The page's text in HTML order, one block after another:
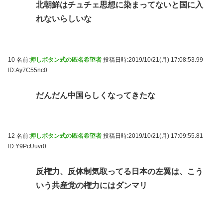
北朝鮮はチュチェ思想に染まってないと国に入
れないらしいな
10 名前:押しボタン式の匿名希望者 投稿日時:2019/10/21(月) 17:08:53.99
ID:Ay7C55nc0
だんだん中国らしくなってきたな
12 名前:押しボタン式の匿名希望者 投稿日時:2019/10/21(月) 17:09:55.81
ID:Y9PcUuvr0
反権力、反体制気取ってる日本の左翼は、こう
いう共産党の権力にはダンマリ